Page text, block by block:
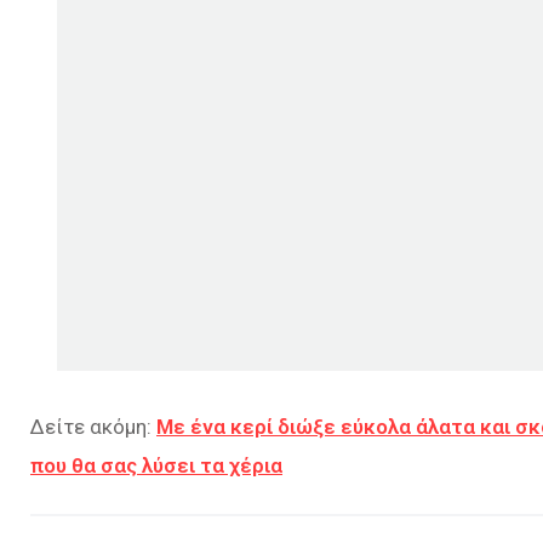
Δείτε ακόμη: Με ένα κερί διώξε εύκολα άλατα και
που θα σας λύσει τα χέρια